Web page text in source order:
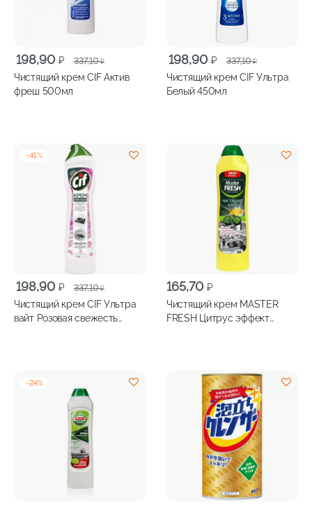
337,10₽
Первоначальная
цена
составляла
198,90 ₽
Текущая
цена:
198,90 ₽.
Чистящий крем CIF Актив
фреш 500мл
337,10₽
Первоначальная
цена
составляла
198,90 ₽
Текущая
цена:
198,90 ₽.
Чистящий крем CIF Ультра
Белый 450мл
-41%
337,10₽
Первоначальная
цена
составляла
198,90 ₽
Текущая
цена:
198,90 ₽.
Чистящий крем CIF Ультра
вайт Розовая свежесть
165,70 ₽
Чистящий крем MASTER
FRESH Цитрус эффект
-24%